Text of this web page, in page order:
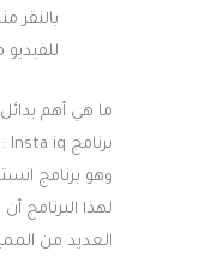
بالنقر
ما هي أهم بدائل
برنامج Insta iq :
وهو برنامج